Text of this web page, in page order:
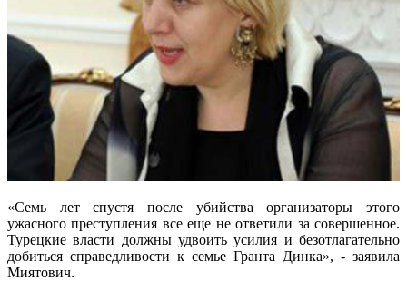
«Семь лет спустя после убийства организаторы этого
ужасного преступления все еще не ответили за совершенное.
Турецкие власти должны удвоить усилия и безотлагательно
добиться справедливости к семье Гранта Динка», - заявила
Миятович.